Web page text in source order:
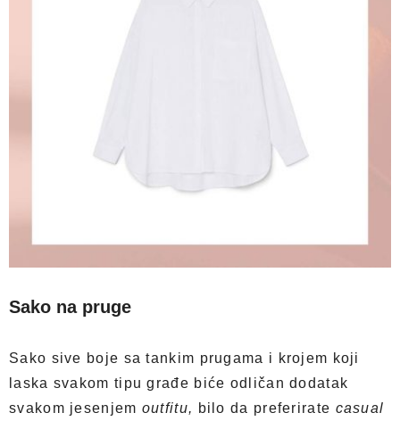
Sako na pruge
Sako sive boje sa tankim prugama i krojem koji
laska svakom tipu građe biće odličan dodatak
svakom jesenjem outfitu, bilo da preferirate casual